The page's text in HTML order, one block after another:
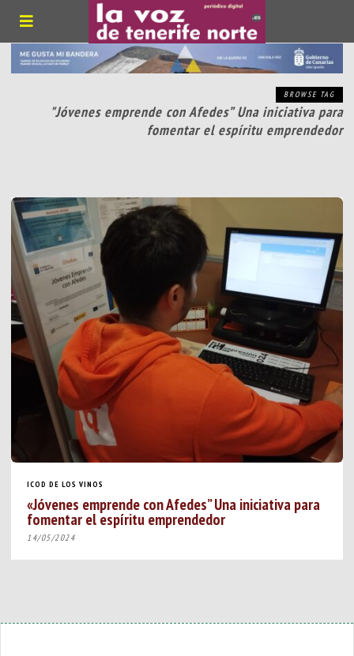
BROWSE TAG
"Jóvenes emprende con Afedes” Una iniciativa para
fomentar el espíritu emprendedor
ICOD DE LOS VINOS
«Jóvenes emprende con Afedes” Una iniciativa para
fomentar el espíritu emprendedor
14/05/2024